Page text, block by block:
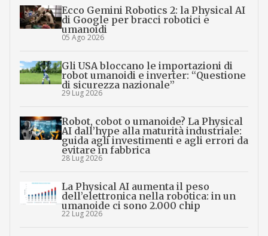
Ecco Gemini Robotics 2: la Physical AI
di Google per bracci robotici e
umanoidi
05 Ago 2026
Gli USA bloccano le importazioni di
robot umanoidi e inverter: “Questione
di sicurezza nazionale”
29 Lug 2026
Robot, cobot o umanoide? La Physical
AI dall’hype alla maturità industriale:
guida agli investimenti e agli errori da
evitare in fabbrica
28 Lug 2026
La Physical AI aumenta il peso
dell’elettronica nella robotica: in un
umanoide ci sono 2.000 chip
22 Lug 2026